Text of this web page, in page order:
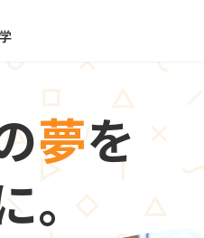
夢を
。